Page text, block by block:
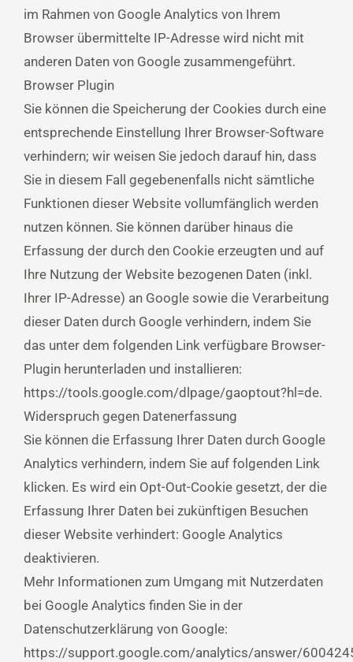
im Rahmen von Google Analytics von Ihrem
Browser übermittelte IP-Adresse wird nicht mit
anderen Daten von Google zusammengeführt.
Browser Plugin
Sie können die Speicherung der Cookies durch eine
entsprechende Einstellung Ihrer Browser-Software
verhindern; wir weisen Sie jedoch darauf hin, dass
Sie in diesem Fall gegebenenfalls nicht sämtliche
Funktionen dieser Website vollumfänglich werden
nutzen können. Sie können darüber hinaus die
Erfassung der durch den Cookie erzeugten und auf
Ihre Nutzung der Website bezogenen Daten (inkl.
Ihrer IP-Adresse) an Google sowie die Verarbeitung
dieser Daten durch Google verhindern, indem Sie
das unter dem folgenden Link verfügbare Browser-
Plugin herunterladen und installieren:
https://tools.google.com/dlpage/gaoptout?hl=de.
Widerspruch gegen Datenerfassung
Sie können die Erfassung Ihrer Daten durch Google
Analytics verhindern, indem Sie auf folgenden Link
klicken. Es wird ein Opt-Out-Cookie gesetzt, der die
Erfassung Ihrer Daten bei zukünftigen Besuchen
dieser Website verhindert: Google Analytics
deaktivieren.
Mehr Informationen zum Umgang mit Nutzerdaten
bei Google Analytics finden Sie in der
Datenschutzerklärung von Google:
https://support.google.com/analytics/answer/